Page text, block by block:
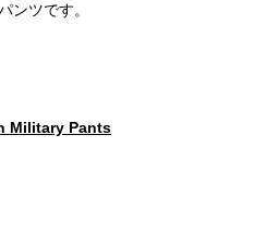
ンツです。
Military Pants